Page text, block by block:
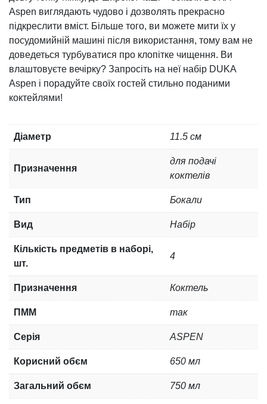
Aspen виглядають чудово і дозволять прекрасно
підкреслити вміст. Більше того, ви можете мити їх у
посудомийній машині після використання, тому вам не
доведеться турбуватися про клопітке чищення. Ви
влаштовуєте вечірку? Запросіть на неї набір DUKA
Aspen і порадуйте своїх гостей стильно поданими
коктейлями!
Діаметр 11.5 см
Призначення
для подачі
коктелів
Тип Бокали
Вид Набір
Кількість предметів в наборі,
шт.
4
Призначення Коктель
ПММ так
Серія ASPEN
Корисний обєм 650 мл
Загальний обєм 750 мл